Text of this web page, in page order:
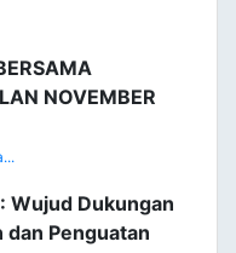
NOVEMBER
Wujud Dukungan
dan Penguatan